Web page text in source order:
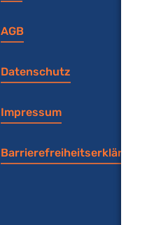
AGB
Datenschutz
Impressum
Barrierefreiheitserklärung